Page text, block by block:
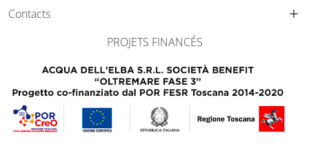
Contacts
PROJETS FINANCÉS